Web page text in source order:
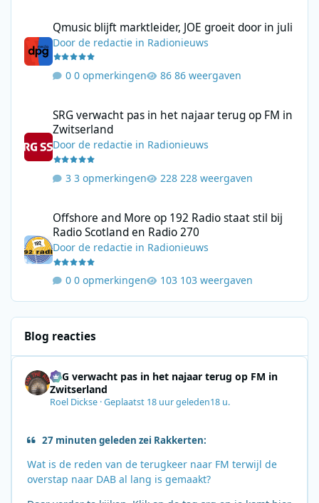
Qmusic blijft marktleider, JOE groeit door in juli
Doorde redactie in Radionieuws
0 opmerkingen 86 weergaven
SRG verwacht pas in het najaar terug op FM in
Zwitserland
Doorde redactie in Radionieuws
3 opmerkingen 228 weergaven
Offshore and More op 192 Radio staat stil bij
Radio Scotland en Radio 270
Doorde redactie in Radionieuws
0 opmerkingen 103 weergaven
Blog reacties
SRG verwacht pas in het najaar terug op FM in
Zwitserland
Roel Dickse ·Geplaatst 18 uur geleden18 u.
27 minuten geleden zei Rakkerten:
Wat is de reden van de terugkeer naar FM terwijl de
overstap naar DAB al lang is gemaakt?